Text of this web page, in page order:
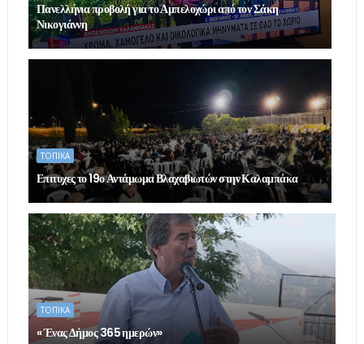
Πανελλήνια προβολή για το Αμπελοχώρι από τον Σάκη
Νικογιάννη
ΤΟΠΙΚΑ
Επιτυχες το 19ο Αντάμωμα Βλαχαβιωτών στην Καλαμπάκα
ΤΟΠΙΚΑ
« Ένας Δήμος 365 ημερών»